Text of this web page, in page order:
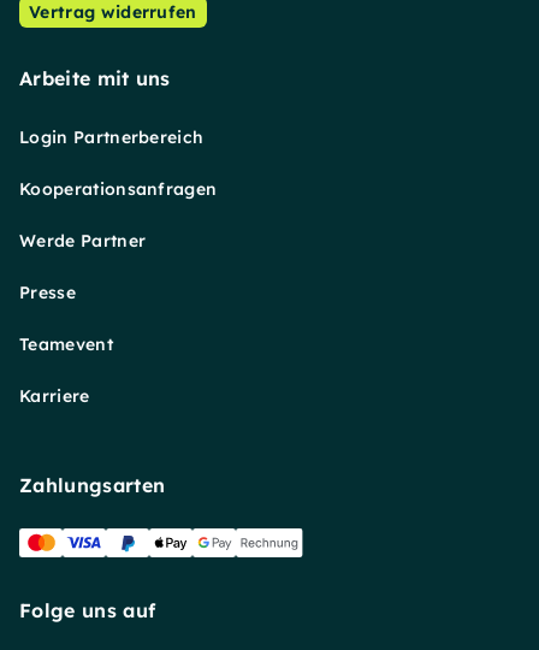
Vertrag widerrufen
Arbeite mit uns
Login Partnerbereich
Kooperationsanfragen
Werde Partner
Presse
Teamevent
Karriere
Zahlungsarten
Folge uns auf